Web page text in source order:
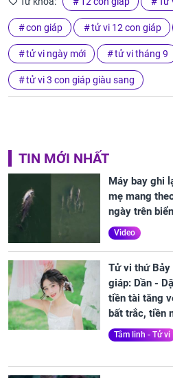
con giáp tử vi 12 con giáp
tử vi ngày mới tử vi tháng 9
tử vi 3 con giáp giàu sang
TIN MỚI NHẤT
Máy bay ghi
mẹ mang
ngày trên biển
Video
Tử vi thứ
giáp: Dần -
tiền tài tăng
bất trắc, tiền
Tâm linh - Tử vi